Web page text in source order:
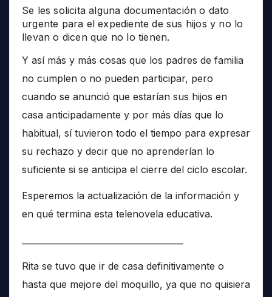
Se les solicita alguna documentación o dato
urgente para el expediente de sus hijos y no lo
llevan o dicen que no lo tienen.
Y así más y más cosas que los padres de familia
no cumplen o no pueden participar, pero
cuando se anunció que estarían sus hijos en
casa anticipadamente y por más días que lo
habitual, sí tuvieron todo el tiempo para expresar
su rechazo y decir que no aprenderían lo
suficiente si se anticipa el cierre del ciclo escolar.
Esperemos la actualización de la información y
en qué termina esta telenovela educativa.
Rita se tuvo que ir de casa definitivamente o
hasta que mejore del moquillo, ya que no quisiera